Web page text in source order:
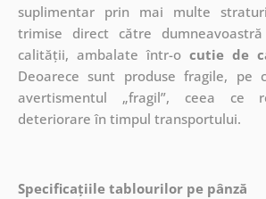
suplimentar prin mai multe
trimise direct către
calității, ambalate într-o cutie de
Deoarece sunt produse fragile, pe
avertismentul „fragil”, ceea ce
deteriorare în timpul transportului.
Specificațiile tablourilor pe pânză